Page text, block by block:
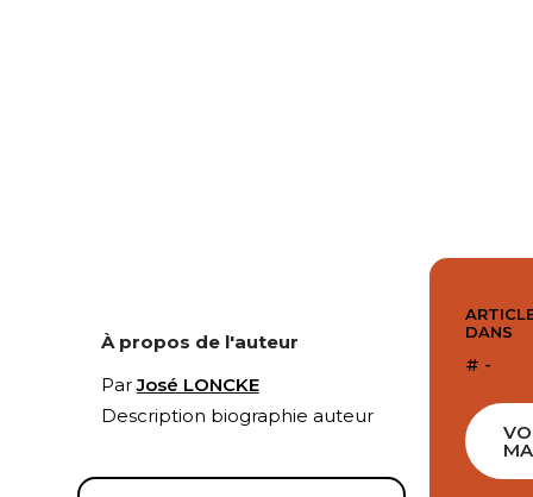
À propos de l'auteur
ParJosé LONCKE
Description biographie auteur
DANS
# -